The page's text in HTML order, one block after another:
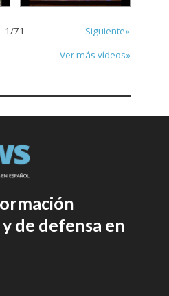
1/71
Siguiente»
Ver más vídeos»
de defensa en